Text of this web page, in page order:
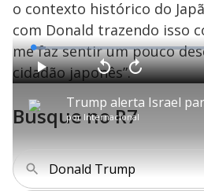
o contexto histórico do
com Donald trazendo isso
me faz sentir um pouco
cidadão japonês”.
P
l
por Internacional
P V
t
a
r
1
u
n
A
n
ç
a
g
u
L
o
a
d
e
4
.
9
Busque no R7
Donald Trump